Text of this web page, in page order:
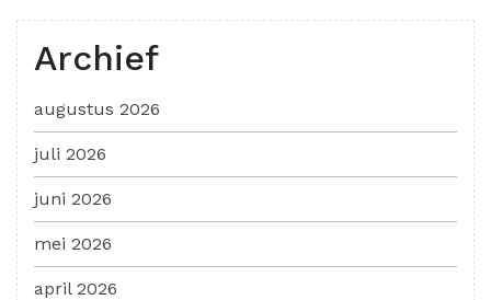
Archief
augustus 2026
juli 2026
juni 2026
mei 2026
april 2026